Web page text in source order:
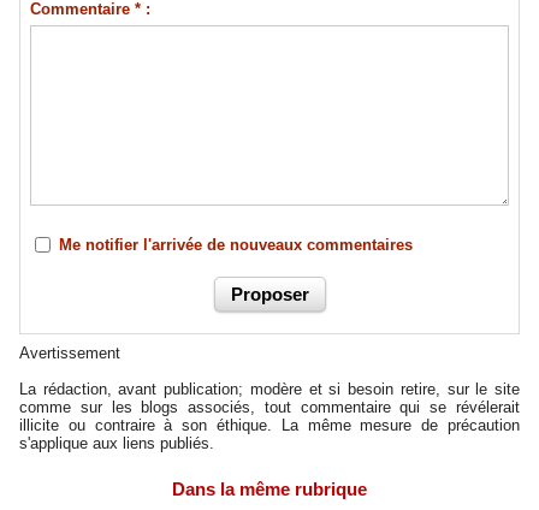
Commentaire * :
Me notifier l'arrivée de nouveaux commentaires
Avertissement
La rédaction, avant publication; modère et si besoin retire, sur le site
comme sur les blogs associés, tout commentaire qui se révélerait
illicite ou contraire à son éthique. La même mesure de précaution
s'applique aux liens publiés.
Dans la même rubrique